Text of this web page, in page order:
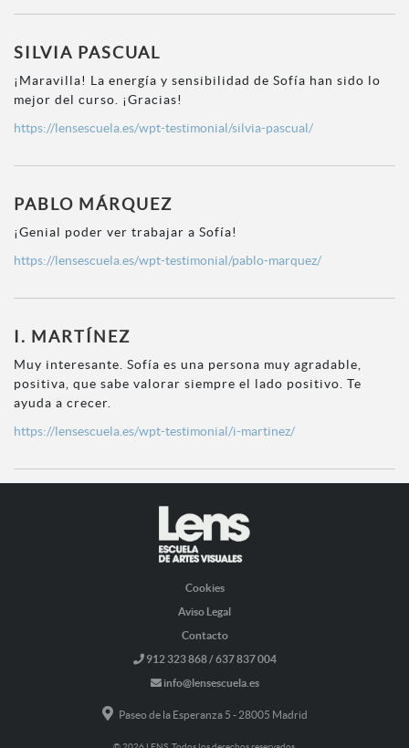
SILVIA PASCUAL
¡Maravilla! La energía y sensibilidad de Sofía han sido lo
mejor del curso. ¡Gracias!
https://lensescuela.es/wpt-testimonial/silvia-pascual/
PABLO MÁRQUEZ
¡Genial poder ver trabajar a Sofía!
https://lensescuela.es/wpt-testimonial/pablo-marquez/
I. MARTÍNEZ
Muy interesante. Sofía es una persona muy agradable,
positiva, que sabe valorar siempre el lado positivo. Te
ayuda a crecer.
https://lensescuela.es/wpt-testimonial/i-martinez/
Cookies
Aviso Legal
Contacto
912 323 868 / 637 837 004
info@lensescuela.es
Paseo de la Esperanza 5 - 28005 Madrid